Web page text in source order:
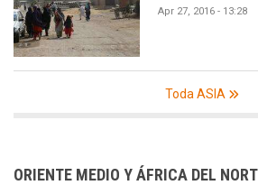
Apr 27, 2016 - 13:28
Toda ASIA
ORIENTE MEDIO Y ÁFRICA DEL